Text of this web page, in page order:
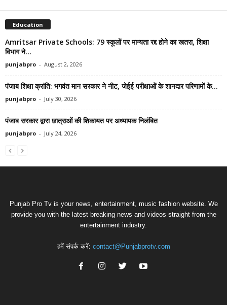
Education
Amritsar Private Schools: 79 स्कूलों पर मान्यता रद्द होने का खतरा, शिक्षा
विभाग ने...
punjabpro - August 2, 2026
पंजाब शिक्षा क्रांति: भगवंत मान सरकार ने नीट, जेईई परीक्षाओं के शानदार परिणामों के...
punjabpro - July 30, 2026
पंजाब सरकार द्वारा छात्राओं की शिकायत पर अध्यापक निलंबित
punjabpro - July 24, 2026
Punjab Pro Tv is your news, entertainment, music fashion website. We
provide you with the latest breaking news and videos straight from the
entertainment industry.
हमें संपर्क करें: contact@Punjabprotv.com